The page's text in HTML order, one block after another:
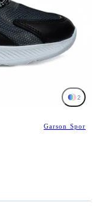
2
Garson Spor